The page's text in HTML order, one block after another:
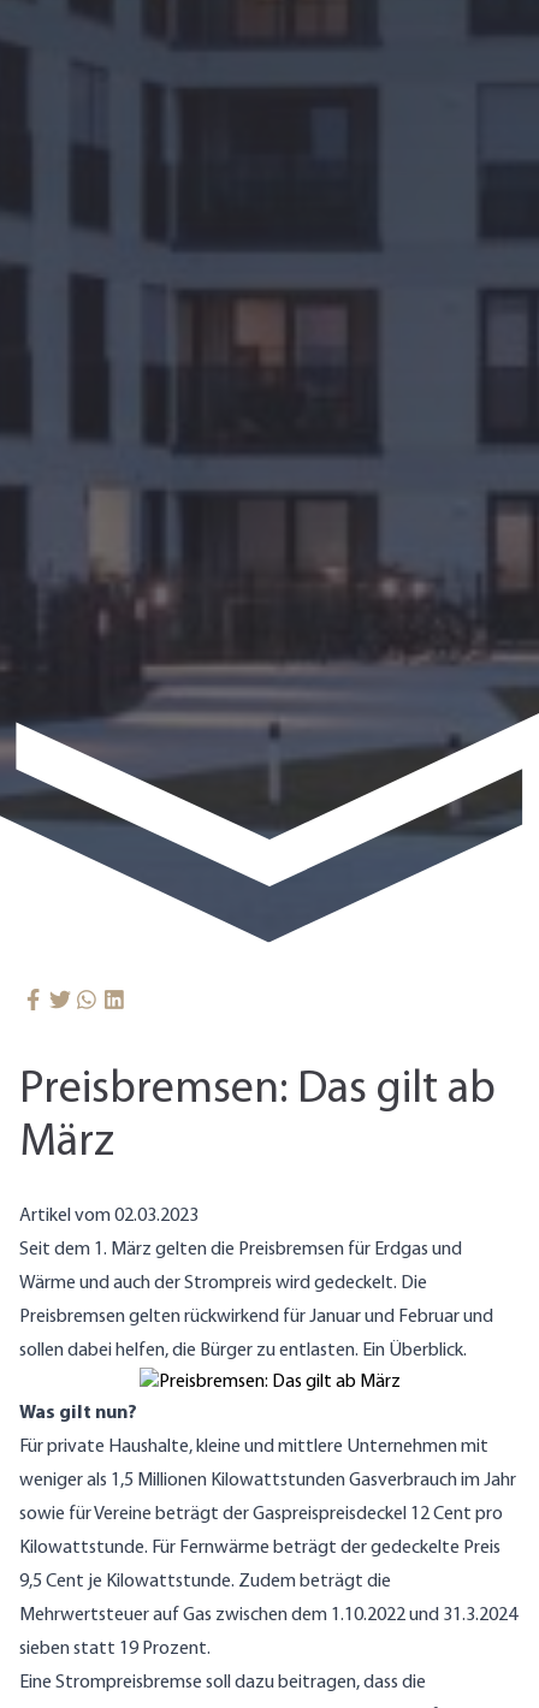
Preisbremsen: Das gilt ab
März
Artikel vom 02.03.2023
Seit dem 1. März gelten die Preisbremsen für Erdgas und
Wärme und auch der Strompreis wird gedeckelt. Die
Preisbremsen gelten rückwirkend für Januar und Februar und
sollen dabei helfen, die Bürger zu entlasten. Ein Überblick.
Was gilt nun?
Für private Haushalte, kleine und mittlere Unternehmen mit
weniger als 1,5 Millionen Kilowattstunden Gasverbrauch im Jahr
sowie für Vereine beträgt der Gaspreispreisdeckel 12 Cent pro
Kilowattstunde. Für Fernwärme beträgt der gedeckelte Preis
9,5 Cent je Kilowattstunde. Zudem beträgt die
Mehrwertsteuer auf Gas zwischen dem 1.10.2022 und 31.3.2024
sieben statt 19 Prozent.
Eine Strompreisbremse soll dazu beitragen, dass die